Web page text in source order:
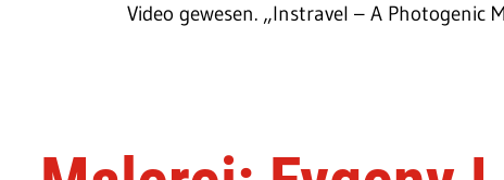
Video gewesen. „Instravel – A Photogenic